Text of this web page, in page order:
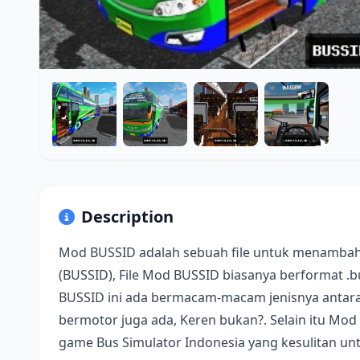
Description
Mod BUSSID adalah sebuah file untuk
(BUSSID), File Mod BUSSID biasanya berformat
BUSSID ini ada bermacam-macam jenisnya
bermotor juga ada, Keren bukan?. Selain itu
game Bus Simulator Indonesia yang kesulitan